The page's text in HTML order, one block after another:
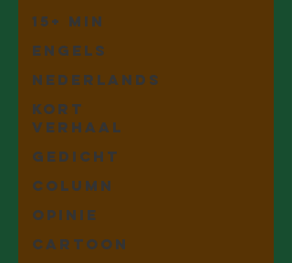
15+ min
Engels
Nederlands
Kort
Verhaal
Gedicht
Column
Opinie
Cartoon